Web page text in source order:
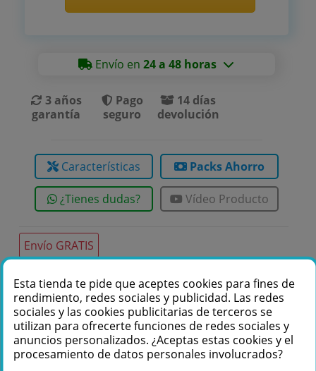
Envío GRATIS
Te podemos ayudar
+34 976 36 61 60
Envío en24 a 48 horas
3 años
garantía
Pago
seguro
14 días
devolución
Características Packs Ahorro
¿Tienes dudas? Vídeo Producto
Esta tienda te pide que aceptes cookies para fines de
rendimiento, redes sociales y publicidad. Las redes
sociales y las cookies publicitarias de terceros se
utilizan para ofrecerte funciones de redes sociales y
anuncios personalizados. ¿Aceptas estas cookies y el
procesamiento de datos personales involucrados?